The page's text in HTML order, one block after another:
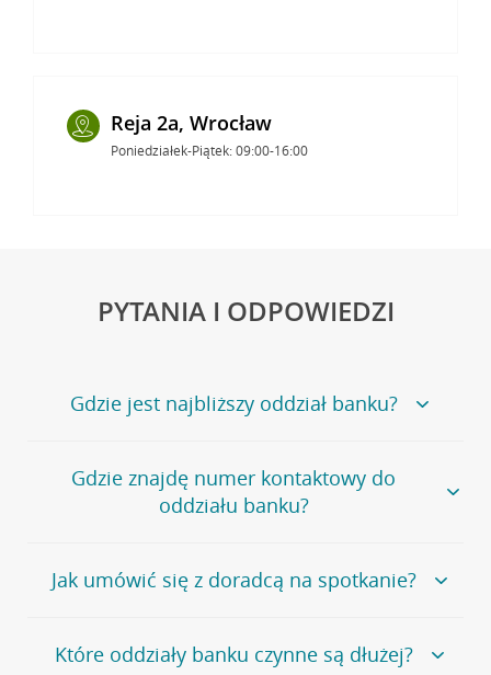
Reja 2a, Wrocław
Poniedziałek-Piątek: 09:00-16:00
PYTANIA I ODPOWIEDZI
Gdzie jest najbliższy oddział banku?
Jeśli szukasz oddziału naszego banku, zapraszamy na
stronęPlacówki i bankomaty, na której znajduje się
wygodna wyszukiwarka.
oddziałów
Gdzie znajdę numer kontaktowy do
oddziału banku?
Bank Credit Agricole nie udostępnia ogólnego numeru
telefonu do placówki bankowej.
umówienia się z doradcą w placówce bankowej .
Jak umówić się z doradcą na spotkanie?
Jeśli jesteś już naszym
klientemmożeszsamodzielnieumówić się na spotkanie z
Które oddziały banku czynne są dłużej?